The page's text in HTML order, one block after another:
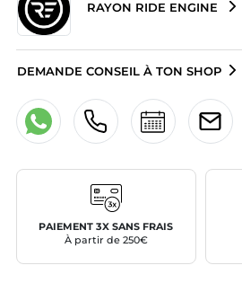
RAYON RIDE ENGINE
DEMANDE CONSEIL À TON SHOP
PAIEMENT 3X SANS FRAIS
À partir de 250€